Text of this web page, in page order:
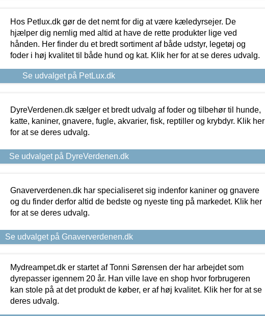
Hos Petlux.dk gør de det nemt for dig at være kæledyrsejer. De
hjælper dig nemlig med altid at have de rette produkter lige ved
hånden. Her finder du et bredt sortiment af både udstyr, legetøj og
foder i høj kvalitet til både hund og kat. Klik her for at se deres udvalg.
Se udvalget på PetLux.dk
DyreVerdenen.dk sælger et bredt udvalg af foder og tilbehør til hunde,
katte, kaniner, gnavere, fugle, akvarier, fisk, reptiller og krybdyr. Klik her
for at se deres udvalg.
Se udvalget på DyreVerdenen.dk
Gnaververdenen.dk har specialiseret sig indenfor kaniner og gnavere
og du finder derfor altid de bedste og nyeste ting på markedet. Klik her
for at se deres udvalg.
Se udvalget på Gnaververdenen.dk
Mydreampet.dk er startet af Tonni Sørensen der har arbejdet som
dyrepasser igennem 20 år. Han ville lave en shop hvor forbrugeren
kan stole på at det produkt de køber, er af høj kvalitet. Klik her for at se
deres udvalg.